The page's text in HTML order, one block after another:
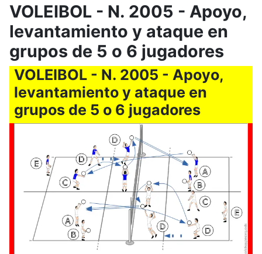
VOLEIBOL - N. 2005 - Apoyo,
levantamiento y ataque en
grupos de 5 o 6 jugadores
VOLEIBOL - N. 2005 - Apoyo,
levantamiento y ataque en
grupos de 5 o 6 jugadores